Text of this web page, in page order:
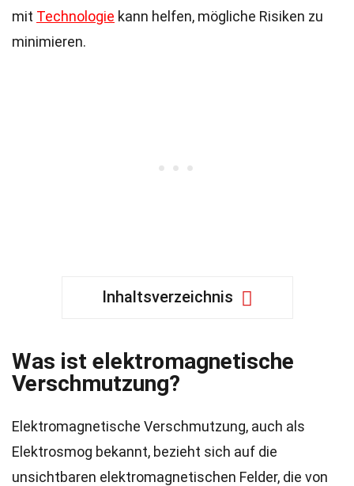
mit Technologie kann helfen, mögliche Risiken zu
minimieren.
Inhaltsverzeichnis
Was ist elektromagnetische
Verschmutzung?
Elektromagnetische Verschmutzung, auch als
Elektrosmog bekannt, bezieht sich auf die
unsichtbaren elektromagnetischen Felder, die von